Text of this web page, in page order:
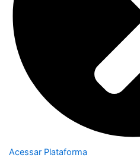
Acessar Plataforma